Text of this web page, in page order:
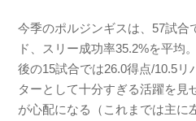
今季のポルジンギスは、57試合
ド、スリー成功率35.2%を平均
後の15試合では26.0得点/10.5リ
ターとして十分すぎる活躍を見
が心配になる（これまでは主に